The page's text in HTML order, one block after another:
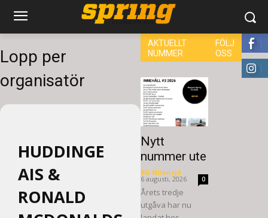
Lopp per
organisatör
HUDDINGE
AIS &
RONALD
AKTUELLT
NUMMER
Nytt
nummer ute
BG Nilensjö
6 augusti, 2026 0
Årets tredje
utgåva har nu
FÖLJ
OSS
8,660
6,714